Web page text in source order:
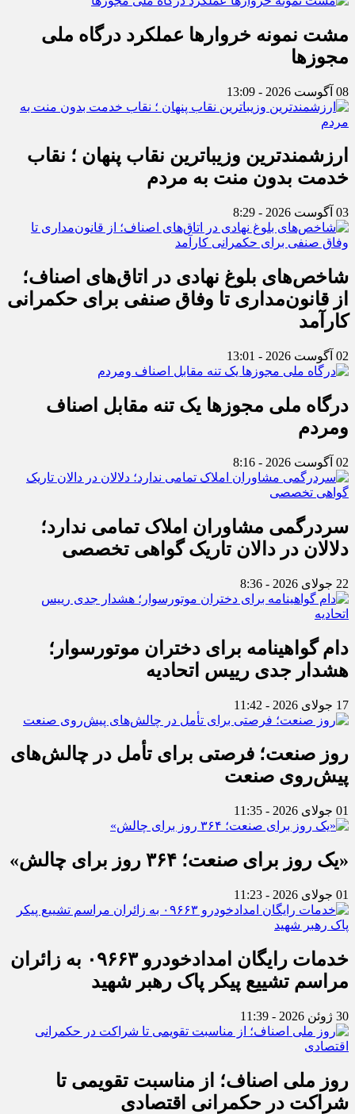
مشت نمونه خروارها عملکرد درگاه ملی
مجوزها
08 آگوست 2026 - 13:09
ارزشمندترین وزیباترین نقاب پنهان ؛ نقاب
خدمت بدون منت به مردم
03 آگوست 2026 - 8:29
شاخص‌های بلوغ نهادی در اتاق‌های اصناف؛
از قانون‌مداری تا وفاق صنفی برای حکمرانی
کارآمد
02 آگوست 2026 - 13:01
درگاه ملی مجوزها یک تنه مقابل اصناف
ومردم
02 آگوست 2026 - 8:16
سردرگمی مشاوران املاک تمامی ندارد؛
دلالان در دالان تاریک گواهی تخصصی
22 جولای 2026 - 8:36
دام گواهینامه برای دختران موتورسوار؛
هشدار جدی رییس اتحادیه
17 جولای 2026 - 11:42
روز صنعت؛ فرصتی برای تأمل در چالش‌های
پیش‌روی صنعت
01 جولای 2026 - 11:35
«یک روز برای صنعت؛ ۳۶۴ روز برای چالش»
01 جولای 2026 - 11:23
خدمات رایگان امدادخودرو ۰۹۶۶۳ به زائران
مراسم تشییع پیکر پاک رهبر شهید
30 ژوئن 2026 - 11:39
روز ملی اصناف؛ از مناسبت تقویمی تا
شراکت در حکمرانی اقتصادی